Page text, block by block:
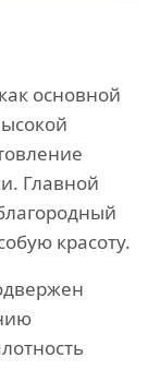
основной
Главной
красоту.